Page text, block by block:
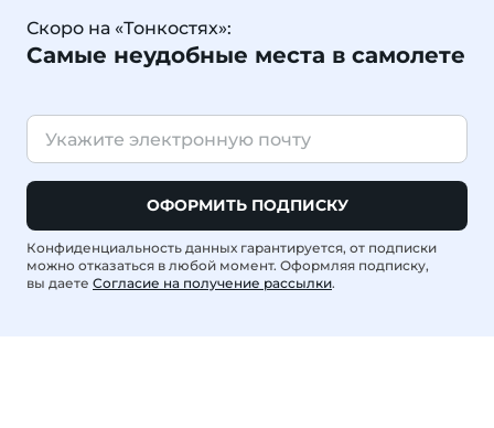
Скоро на «Тонкостях»:
Самые неудобные места в самолете
ОФОРМИТЬ ПОДПИСКУ
Конфиденциальность данных гарантируется, от подписки
можно отказаться в любой момент. Оформляя подписку,
вы даете Согласие на получение рассылки.